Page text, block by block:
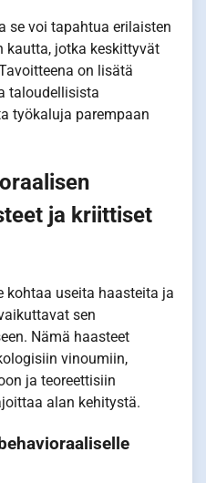
se voi tapahtua erilaisten
kautta, jotka keskittyvät
on lisätä
taloudellisista
työkaluja parempaan
ja kriittiset
kohtaa useita haasteita ja
sen
Nämä haasteet
vinoumiin,
ja teoreettisiin
alan kehitystä.